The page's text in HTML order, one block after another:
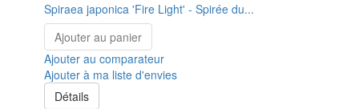
Spiraea japonica 'Fire Light' - Spirée du...
Ajouter au panier
Ajouter au comparateur
Ajouter à ma liste d'envies
Détails